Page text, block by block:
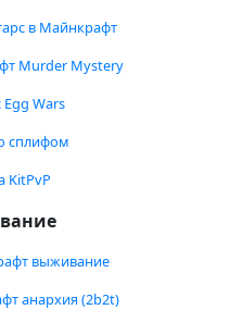
в Майнкрафт
Murder Mystery
Wars
сплифом
KitPvP
выживание
анархия (2b2t)